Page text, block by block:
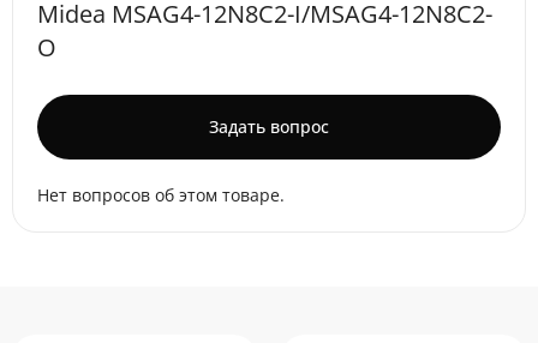
Midea MSAG4-12N8C2-I/MSAG4-12N8C2-
O
Задать вопрос
Нет вопросов об этом товаре.